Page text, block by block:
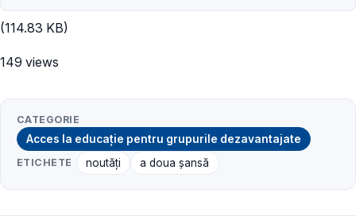
(114.83 KB)
149 views
CATEGORIE
Acces la educație pentru grupurile dezavantajate
ETICHETE noutăți a doua șansă